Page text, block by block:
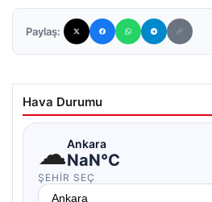
Paylaş:
Hava Durumu
☁Ankara
NaN°C
ŞEHIR SEÇ